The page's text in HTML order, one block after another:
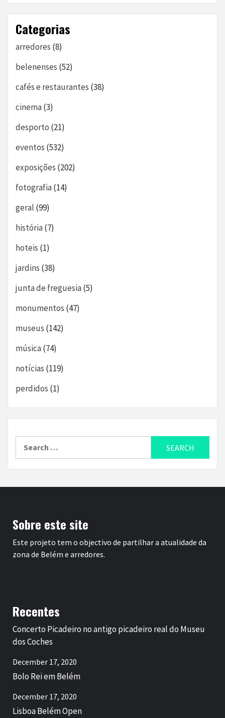
Categorias
arredores (8)
belenenses (52)
cafés e restaurantes (38)
cinema(3)
desporto (21)
eventos (532)
exposições (202)
fotografia(14)
geral (99)
história(7)
hoteis (1)
jardins (38)
junta de freguesia(5)
monumentos (47)
museus (142)
música(74)
notícias (119)
perdidos (1)
Sobre este site
Este projeto tem o objectivo de partilhar a atualidade da
zona de Belém e arredores.
Recentes
Concerto Picadeiro no antigo picadeiro real do Museu
dos Coches
December 17, 2020
Bolo Rei em Belém
December 17, 2020
Lisboa Belém Open